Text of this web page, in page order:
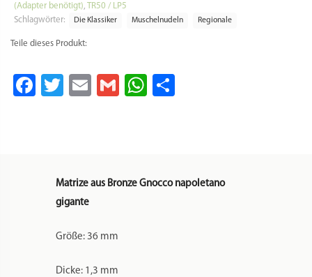
(Adapter benötigt) TR50 / LP5
Schlagwörter:
Die Klassiker Muschelnudeln Regionale
Teile dieses Produkt:
Facebook
Twitter
EmailGmailWhatsApp
Matrize aus Bronze Gnocco napoletano
gigante
Größe: 36 mm
Dicke: 1,3 mm